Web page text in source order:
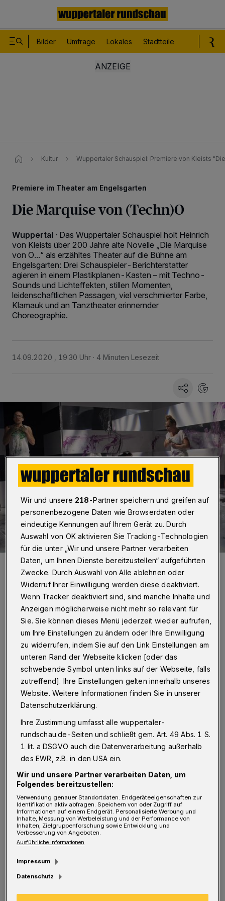
Bilder Umfrage Lokales Stadtteile
Kultur Wuppertaler Schauspiel: Premiere von Kleists
Premiere im Theater am Engelsgarten
Die Marquise von (Techn)O
Wuppertal · Das Wuppertaler Schauspiel holt Heinrich
von Kleists über 200 Jahre alte Novelle „Die Marquise
von O...“ als erzähltes Theater auf die Bühne am
Engelsgarten: Drei Schauspieler-Berichterstatter
agieren in einem Plastikplanen-Kasten – mit Techno-
Sounds und Lichteffekten, stillen Momenten,
leidenschaftlichen Passagen, viel verschmierter Farbe,
Klamauk und an Tanztheater erinnernder
Choreographie.
14.09.2020 , 19:30 Uhr 4 Minuten Lesezeit
Konstantin Rickert, Silvia Munzón Lopez (Mitte) und Madeline
Martzelos teilen sich die Rollen in der Wuppertaler Inszenierung von
Kleists "Die Marquise von O..."
Foto: Uwe Schinkel
Von Stefan Seitz
D as ist schon ein Wagnis, einen
klassischen Kleist so konsequent ins
Heute zu transformieren. Ein optisch so
reduziertes Theaterstück aus einem
historischen Stück Erzählliteratur zu machen.
Regisseurin Kristin Trosits geht das Risiko ein
– und hat mit Nina Sieverts als
Bühnenbildnerin sowie dem Choreographen
Jeremy Curnier Partner gefunden, die auf
diesem Weg fest an ihrer Seite stehen. Ein
Bühnenquadrat, von beweglichen
Plastikvorhängen begrenzt, ein paar Eimer mit
Farbe, die sich im Lauf der folgenden 90
Minuten performance-artig auf Menschen und
Wände leeren werden sowie Madeline
Wir und unsere 218-Partner speichern und greifen auf
personenbezogene Daten wie Browserdaten oder
eindeutige Kennungen auf Ihrem Gerät zu. Durch
Auswahl von OK aktivieren Sie Tracking-Technologien
für die unter „Wir und unsere Partner verarbeiten
Daten, um Ihnen Dienste bereitzustellen“ aufgeführten
Zwecke. Durch Auswahl von Alle ablehnen oder
Widerruf Ihrer Einwilligung werden diese deaktiviert.
Wenn Tracker deaktiviert sind, sind manche Inhalte und
Anzeigen möglicherweise nicht mehr so relevant für
Sie. Sie können dieses Menü jederzeit wieder aufrufen,
um Ihre Einstellungen zu ändern oder Ihre Einwilligung
zu widerrufen, indem Sie auf den Link Einstellungen am
unteren Rand der Webseite klicken [oder das
schwebende Symbol unten links auf der Webseite, falls
zutreffend]. Ihre Einstellungen gelten innerhalb unseres
Website. Weitere Informationen finden Sie in unserer
Datenschutzerklärung.
Ihre Zustimmung umfasst alle wuppertaler-
rundschau.de-Seiten und schließt gem. Art. 49 Abs. 1 S.
1 lit. a DSGVO auch die Datenverarbeitung außerhalb
des EWR, z.B. in den USA ein.
Wir und unsere Partner verarbeiten Daten, um
Folgendes bereitzustellen:
Verwendung genauer Standortdaten. Endgeräteeigenschaften zur
Identifikation aktiv abfragen. Speichern von oder Zugriff auf
Informationen auf einem Endgerät. Personalisierte Werbung und
Inhalte, Messung von Werbeleistung und der Performance von
Inhalten, Zielgruppenforschung sowie Entwicklung und
Verbesserung von Angeboten.
Ausführliche Informationen
Impressum
Datenschutz